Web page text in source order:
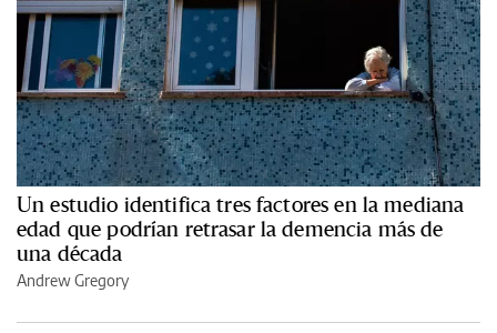
Un estudio identifica tres factores en la mediana
edad que podrían retrasar la demencia más de
una década
Andrew Gregory